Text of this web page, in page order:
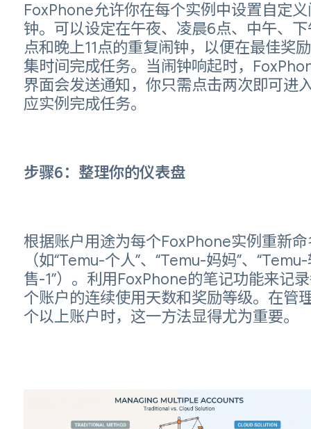
FoxPhone允许你在每个实例中设置自定义
钟。可以设定在午夜、凌晨6点、中午、
点和晚上11点的重复闹钟，以便在最佳奖
集时间完成任务。当闹钟响起时，
界面会发送通知，你只需点击两次即可进
应实例完成任务。
步骤6：整理你的仪表盘
根据账户用途为每个FoxPhone实例重新命
（如“Temu-个人”、“Temu-妈妈”、
售-1”）。利用FoxPhone的笔记功能来记
个账户的连续使用天数和奖励等级。在管
个以上账户时，这一方法显得尤为重要。